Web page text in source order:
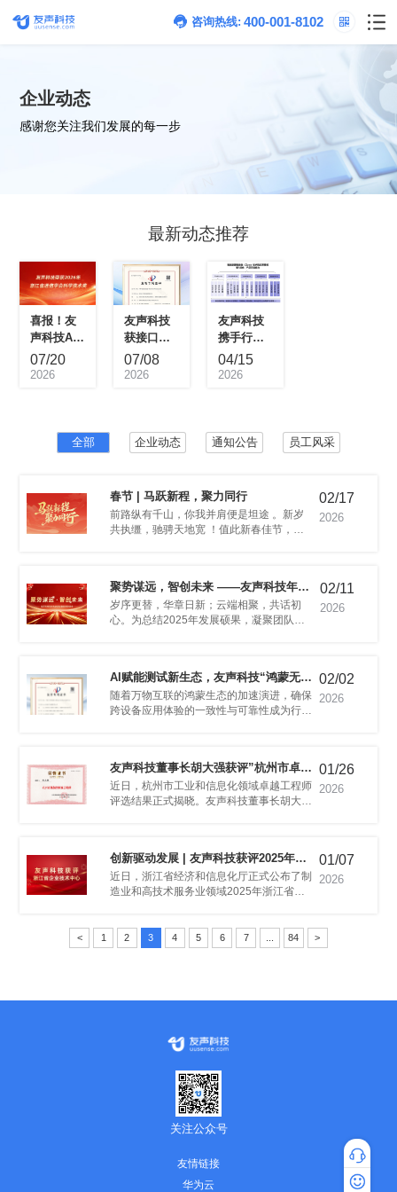
咨询热线: 400-001-8102
企业动态
感谢您关注我们发展的每一步
最新动态推荐
三等奖
07/20
2026
07/08
2026
范化发展
04/15
2026
全部 企业动态 通知公告 员工风采
春节 | 马跃新程，聚力同行 02/17
2026
先进表彰暨新春联欢会报道
写新篇。
02/11
2026
本UI自动化测试”技术获国家发明专利
发明专利授权。
02/02
2026
工程师“荣誉
01/26
2026
江省企业技术中心
01/07
2026
< 1 2 3 4 5 6 7 84 >
关注公众号
友情链接
华为云
专家咨询